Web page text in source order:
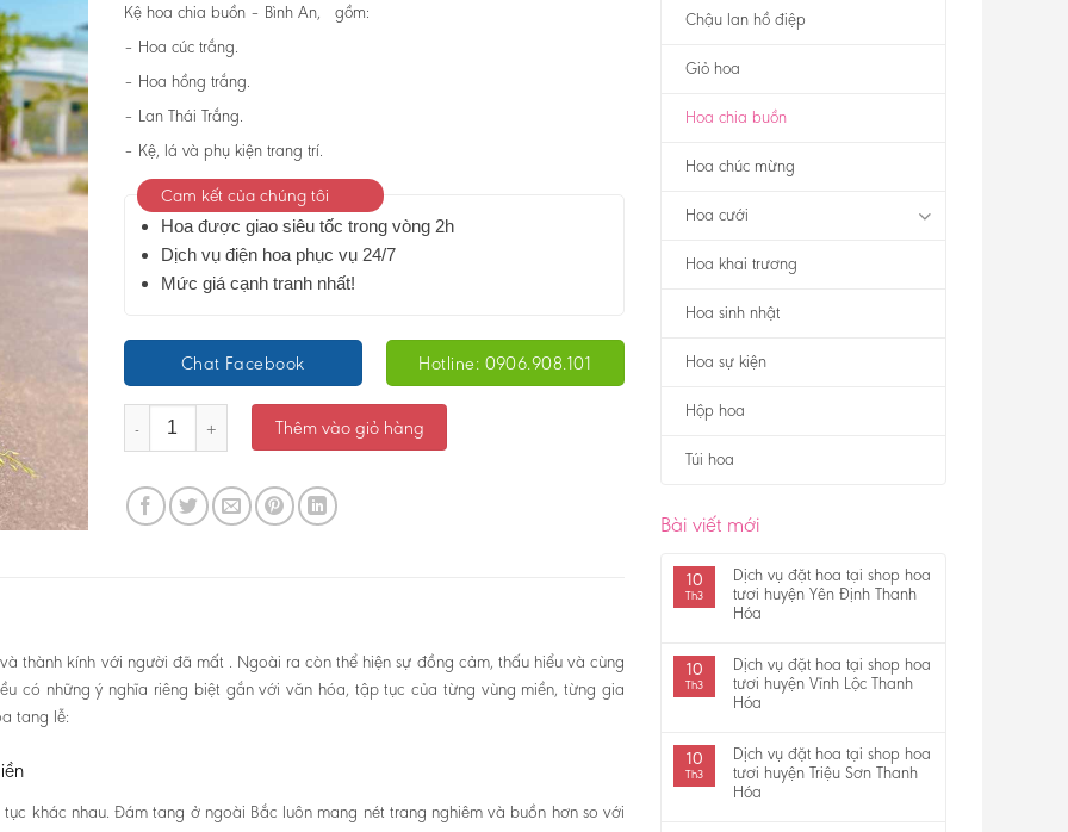
Chậu lan hồ điệp
Giỏ hoa
Hoa chia buồn
Hoa chúc mừng
Hoa cưới
Hoa khai trương
Hoa sinh nhật
Hoa sự kiện
Hộp hoa
Túi hoa
Bài viết mới
10
Th3
Dịch vụ đặt hoa tại shop hoa
tươi huyện Yên Định Thanh
Hóa
10
Th3
Dịch vụ đặt hoa tại shop hoa
tươi huyện Vĩnh Lộc Thanh
Hóa
10
Th3
Dịch vụ đặt hoa tại shop hoa
tươi huyện Triệu Sơn Thanh
Hóa
Kệ hoa chia buồn – Bình An, gồm:
– Hoa cúc trắng.
– Hoa hồng trắng.
– Lan Thái Trắng.
– Kệ, lá và phụ kiện trang trí.
Cam kết của chúng tôi
Hoa được giao siêu tốc trong vòng 2h
Dịch vụ điện hoa phục vụ 24/7
Mức giá cạnh tranh nhất!
Chat Facebook Hotline: 0906.908.101
Kệ hoa chia buồn -Bình An - Ms:4837 số lượng
Thêm vào giỏ hàng
thành kính với người đã mất . Ngoài ra còn thể hiện sự đồng cảm, thấu hiểu và cùng
có những ý nghĩa riêng biệt gắn với văn hóa, tập tục của từng vùng miền, từng gia
tang lễ:
khác nhau. Đám tang ở ngoài Bắc luôn mang nét trang nghiêm và buồn hơn so với